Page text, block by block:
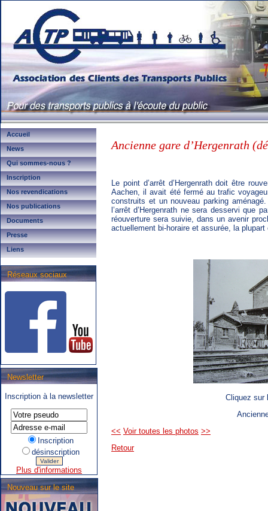
Accueil
News
Qui sommes-nous ?
Inscription
Nos revendications
Nos publications
Documents
Presse
Liens
Réseaux sociaux
Newsletter
Inscription à la newsletter
Inscription
désinscription
Plus d'informations
Nouveau sur le site
.SNCB - TEC : Système de
correspondance ARIbus.
Ancienne gare d’Hergenrath
Le point d’arrêt d’Hergenrath doit être
Aachen, il avait été fermé au trafic
construits et un nouveau parking
l’arrêt d’Hergenrath ne sera desservi que
réouverture sera suivie, dans un avenir
actuellement bi-horaire et assurée, la
Cliquez sur
<< Voir toutes les photos >>
Retour